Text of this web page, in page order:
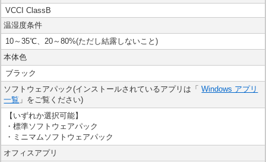
VCCI ClassB
温湿度条件
10～35℃、20～80%(ただし結露しないこと)
本体色
ブラック
ソフトウェアパック(インストールされているアプリは「Windows アプリ
一覧 」をご覧ください)
【いずれか選択可能】
・標準ソフトウェアパック
・ミニマムソフトウェアパック
オフィスアプリ